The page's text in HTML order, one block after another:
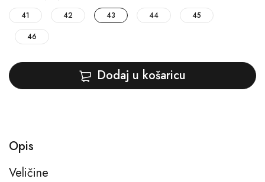
41 42 43 44
45
46
Dodaj u košaricu
Opis
Veličine